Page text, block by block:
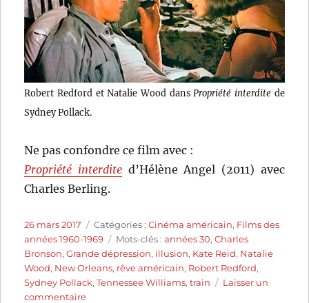
Robert Redford et Natalie Wood dans Propriété interdite de
Sydney Pollack.
Ne pas confondre ce film avec :
Propriété interdited’Hélène Angel (2011) avec
Charles Berling.
Publié
le
26 mars 2017 Catégories
Catégories :Cinéma américain, Films des
années 1960-1969
Étiquettes
Mots-clés :années 30,Charles
Bronson,Grande dépression, illusion, Kate Reid, Natalie
Wood, New Orleans, rêve américain, Robert Redford,
Sydney Pollack,Tennessee Williams,train
Laisser un
commentairesur